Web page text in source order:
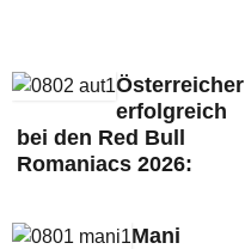
Österreicher
erfolgreich
bei den Red Bull
Romaniacs 2026:
Mani